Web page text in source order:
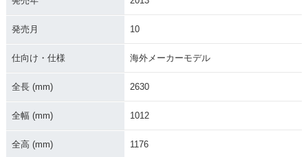
発売月 10
仕向け・仕様 海外メーカーモデル
全長 (mm) 2630
全幅 (mm) 1012
全高 (mm) 1176